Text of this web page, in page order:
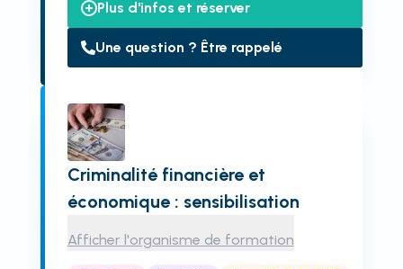
Plus d'infos et réserver
Une question ? Être rappelé
Criminalité financière et
économique : sensibilisation
Afficher l'organisme de formation